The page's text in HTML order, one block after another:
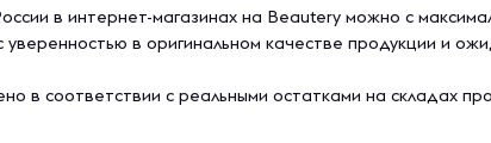
в интернет-магазинах на Beautery можно с
в оригинальном качестве продукции и
в соответствии с реальными остатками на складах